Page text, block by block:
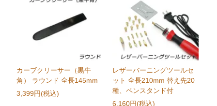
カーブクリーサー（黒牛
角） ラウンド 全長145mm
3,399円(税込)
レザーバーニングツールセ
ット 全長210mm 替え先20
種、ペンスタンド付
6,160円(税込)